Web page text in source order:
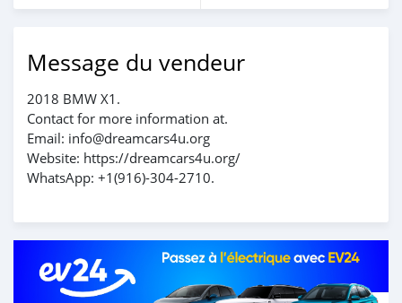
Message du vendeur
2018 BMW X1.
Contact for more information at.
Email: info@dreamcars4u.org
Website: https://dreamcars4u.org/
WhatsApp: +1(916)-304-2710.